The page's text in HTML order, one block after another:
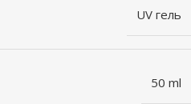
UV гель
50 ml